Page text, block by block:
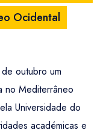
Ocidental
outubro um
no Mediterrâneo
Universidade do
académicas e